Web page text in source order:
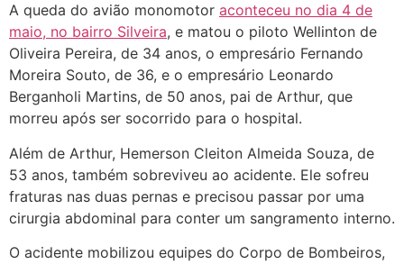
A queda do avião monomotor aconteceu no dia 4 de
maio, no bairro Silveira, e matou o piloto Wellinton de
Oliveira Pereira, de 34 anos, o empresário Fernando
Moreira Souto, de 36, e o empresário Leonardo
Berganholi Martins, de 50 anos, pai de Arthur, que
morreu após ser socorrido para o hospital.
Além de Arthur, Hemerson Cleiton Almeida Souza, de
53 anos, também sobreviveu ao acidente. Ele sofreu
fraturas nas duas pernas e precisou passar por uma
cirurgia abdominal para conter um sangramento interno.
O acidente mobilizou equipes do Corpo de Bombeiros,